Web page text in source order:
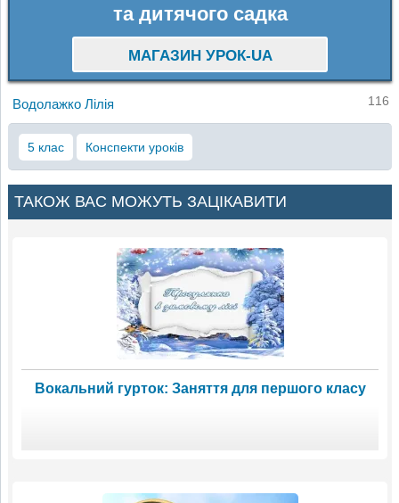
та дитячого садка
МАГАЗИН УРОК-UA
Водолажко Лілія 116
5 клас Конспекти уроків
ТАКОЖ ВАС МОЖУТЬ ЗАЦІКАВИТИ
Вокальний гурток: Заняття для першого класу